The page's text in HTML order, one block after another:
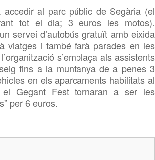
accedir al parc públic de Segària (el
tot el dia; 3 euros les motos).
servei d’autobús gratuït amb eixida
viatges i també farà parades en les
s’emplaça als assistents
fins a la muntanya de a penes 3
en els aparcaments habilitats al
Gegant Fest tornaran a ser les
per 6 euros.